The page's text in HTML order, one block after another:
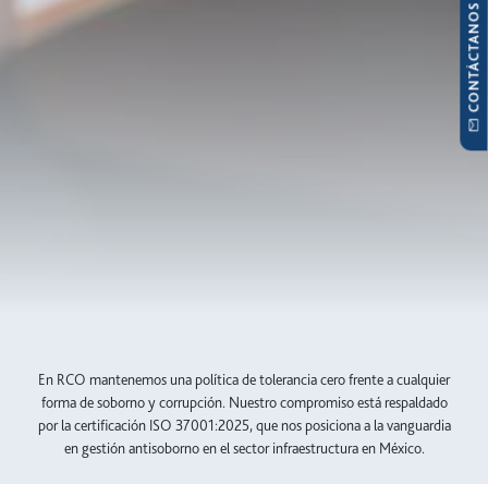
En RCO mantenemos una política de tolerancia cero frente a cualquier
forma de soborno y corrupción. Nuestro compromiso está respaldado
por la certificación ISO 37001:2025, que nos posiciona a la vanguardia
en gestión antisoborno en el sector infraestructura en México.
CONTÁCTANOS